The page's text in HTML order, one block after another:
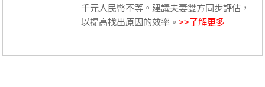
千元人民幣不等。建議夫妻雙方同步評估，
以提高找出原因的效率。>>了解更多